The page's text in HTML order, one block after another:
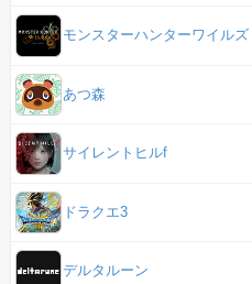
モンスターハンターワイルズ
あつ森
サイレントヒルf
ドラクエ3
デルタルーン